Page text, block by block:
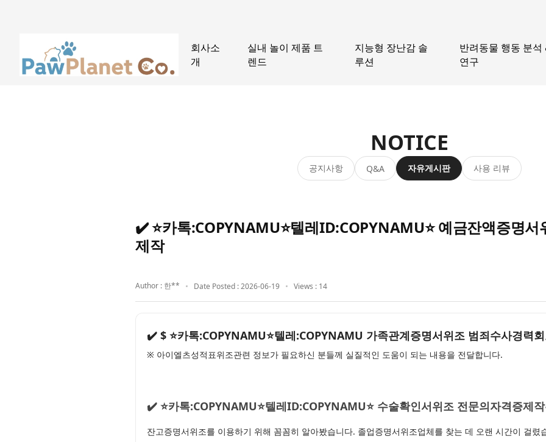
회사소
개
실내 놀이 제품 트
렌드
지능형 장난감 솔
루션
반려동물 행동 분석
연구
NOTICE
공지사항 Q&A 자유게시판 사용 리뷰
✔️ ⭐카톡:COPYNAMU⭐텔레ID:COPYNAMU⭐ 예금잔액증명
제작
Author : 한** Date Posted : 2026-06-19 Views : 14
✔️ $ ⭐카톡:COPYNAMU⭐텔레:COPYNAMU 가족관계증명서위조 범죄수사경력
※ 아이엘츠성적표위조관련 정보가 필요하신 분들께 실질적인 도움이 되는 내용을 전달합니다.
✔️ ⭐카톡:COPYNAMU⭐텔레ID:COPYNAMU⭐ 수술확인서위조 전문의자격증제
잔고증명서위조를 이용하기 위해 꼼꼼히 알아봤습니다. 졸업증명서위조업체를 찾는 데 오랜 시간이 걸렸